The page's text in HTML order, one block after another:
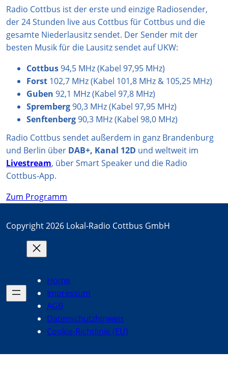
Radio Cottbus ist der erste und einzige Radiosender,
der 24 Stunden live aus Cottbus für Cottbus und die
gesamte Niederlausitz sendet. Der Sender mit der
besten Musik für die Lausitz sendet auf UKW:
Cottbus94,5 MHz (Kabel 97,95 MHz)
Forst 102,7 MHz (Kabel 101,8 MHz & 105,25 MHz)
Guben 92,1 MHz (Kabel 97,8 MHz)
Spremberg90,3 MHz (Kabel 97,95 MHz)
Senftenberg90,3 MHz (Kabel 98,0 MHz)
Radio Cottbus sendet außerdem in ganz Brandenburg
und Berlin über DAB+, Kanal 12D und weltweit im
Livestream, über Smart Speaker und die Radio
Cottbus-App.
Zum Programm
Copyright 2026 Lokal-Radio Cottbus GmbH
Home
Impressum
AGB
Datenschutzhinweis
Cookie-Richtlinie (EU)